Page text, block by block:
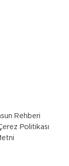
Rehberi
Politikası